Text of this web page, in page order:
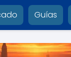
Guías